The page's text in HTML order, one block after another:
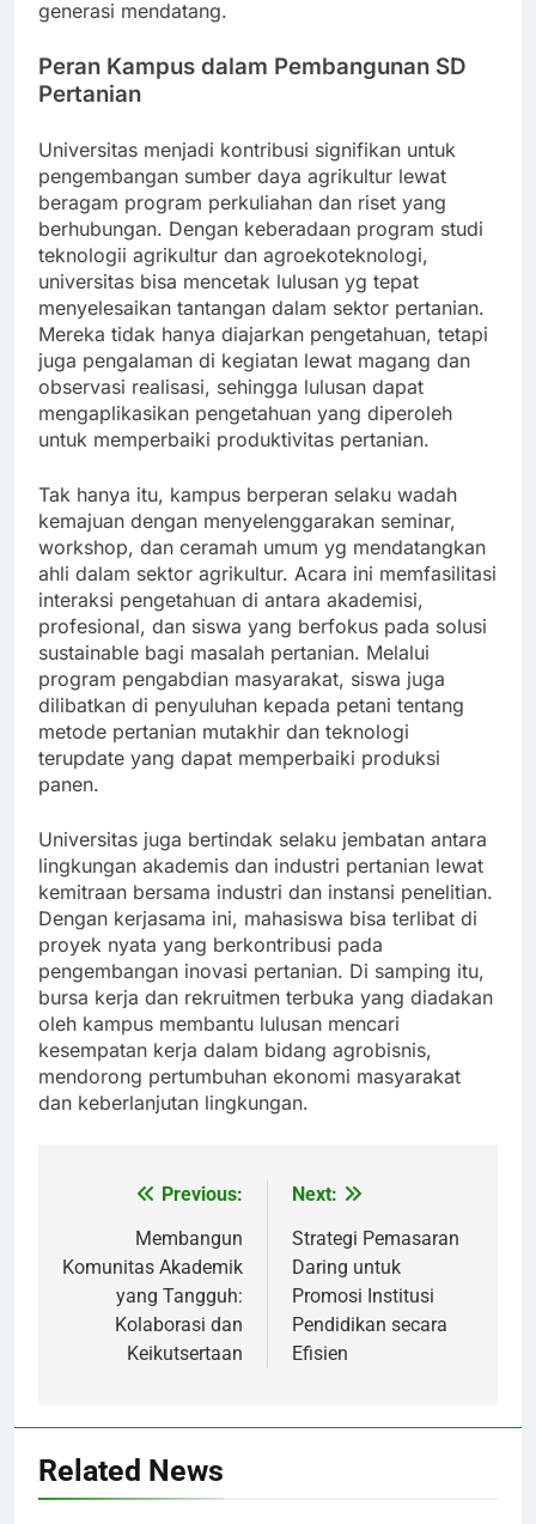
generasi mendatang.
Peran Kampus dalam Pembangunan SD
Pertanian
Universitas menjadi kontribusi signifikan untuk
pengembangan sumber daya agrikultur lewat
beragam program perkuliahan dan riset yang
berhubungan. Dengan keberadaan program studi
teknologii agrikultur dan agroekoteknologi,
universitas bisa mencetak lulusan yg tepat
menyelesaikan tantangan dalam sektor pertanian.
Mereka tidak hanya diajarkan pengetahuan, tetapi
juga pengalaman di kegiatan lewat magang dan
observasi realisasi, sehingga lulusan dapat
mengaplikasikan pengetahuan yang diperoleh
untuk memperbaiki produktivitas pertanian.
Tak hanya itu, kampus berperan selaku wadah
kemajuan dengan menyelenggarakan seminar,
workshop, dan ceramah umum yg mendatangkan
ahli dalam sektor agrikultur. Acara ini memfasilitasi
interaksi pengetahuan di antara akademisi,
profesional, dan siswa yang berfokus pada solusi
sustainable bagi masalah pertanian. Melalui
program pengabdian masyarakat, siswa juga
dilibatkan di penyuluhan kepada petani tentang
metode pertanian mutakhir dan teknologi
terupdate yang dapat memperbaiki produksi
panen.
Universitas juga bertindak selaku jembatan antara
lingkungan akademis dan industri pertanian lewat
kemitraan bersama industri dan instansi penelitian.
Dengan kerjasama ini, mahasiswa bisa terlibat di
proyek nyata yang berkontribusi pada
pengembangan inovasi pertanian. Di samping itu,
bursa kerja dan rekruitmen terbuka yang diadakan
oleh kampus membantu lulusan mencari
kesempatan kerja dalam bidang agrobisnis,
mendorong pertumbuhan ekonomi masyarakat
dan keberlanjutan lingkungan.
navigation
Previous:
Membangun
Komunitas Akademik
yang Tangguh:
Kolaborasi dan
Keikutsertaan
Next:
Strategi Pemasaran
Daring untuk
Promosi Institusi
Pendidikan secara
Efisien
Related News